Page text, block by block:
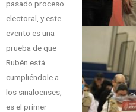
pasado proceso
electoral, y este
evento es una
prueba de que
Rubén está
cumpliéndole a
los sinaloenses,
es el primer